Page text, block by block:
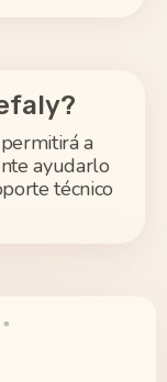
a
ayudarlo
técnico